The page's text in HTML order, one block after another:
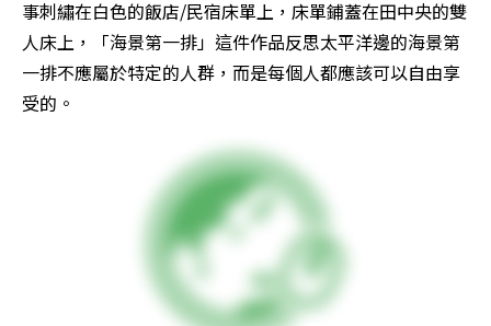
事刺繡在白色的飯店/民宿床單上，床單鋪蓋在田中央的雙
人床上，「海景第一排」這件作品反思太平洋邊的海景第
一排不應屬於特定的人群，而是每個人都應該可以自由享
受的。